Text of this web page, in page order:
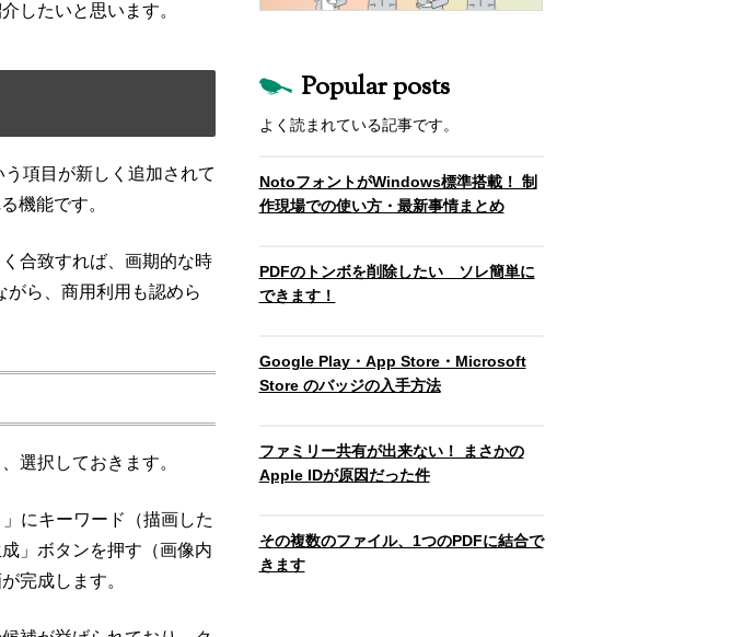
したいと思います。
う項目が新しく追加されて
機能です。
合致すれば、画期的な時
がら、商用利用も認めら
選択しておきます。
にキーワード（描画した
」ボタンを押す（画像内
完成します。
Popular posts
よく読まれている記事です。
NotoフォントがWindows標準搭載！ 制
作現場での使い方・最新事情まとめ
PDFのトンボを削除したい ソレ簡単に
できます！
Google Play・App Store・Microsoft
Store のバッジの入手方法
ファミリー共有が出来ない！ まさかの
Apple IDが原因だった件
その複数のファイル、1つのPDFに結合で
きます